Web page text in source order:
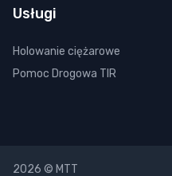
Usługi
Holowanie ciężarowe
Pomoc Drogowa TIR
2026 © MTT